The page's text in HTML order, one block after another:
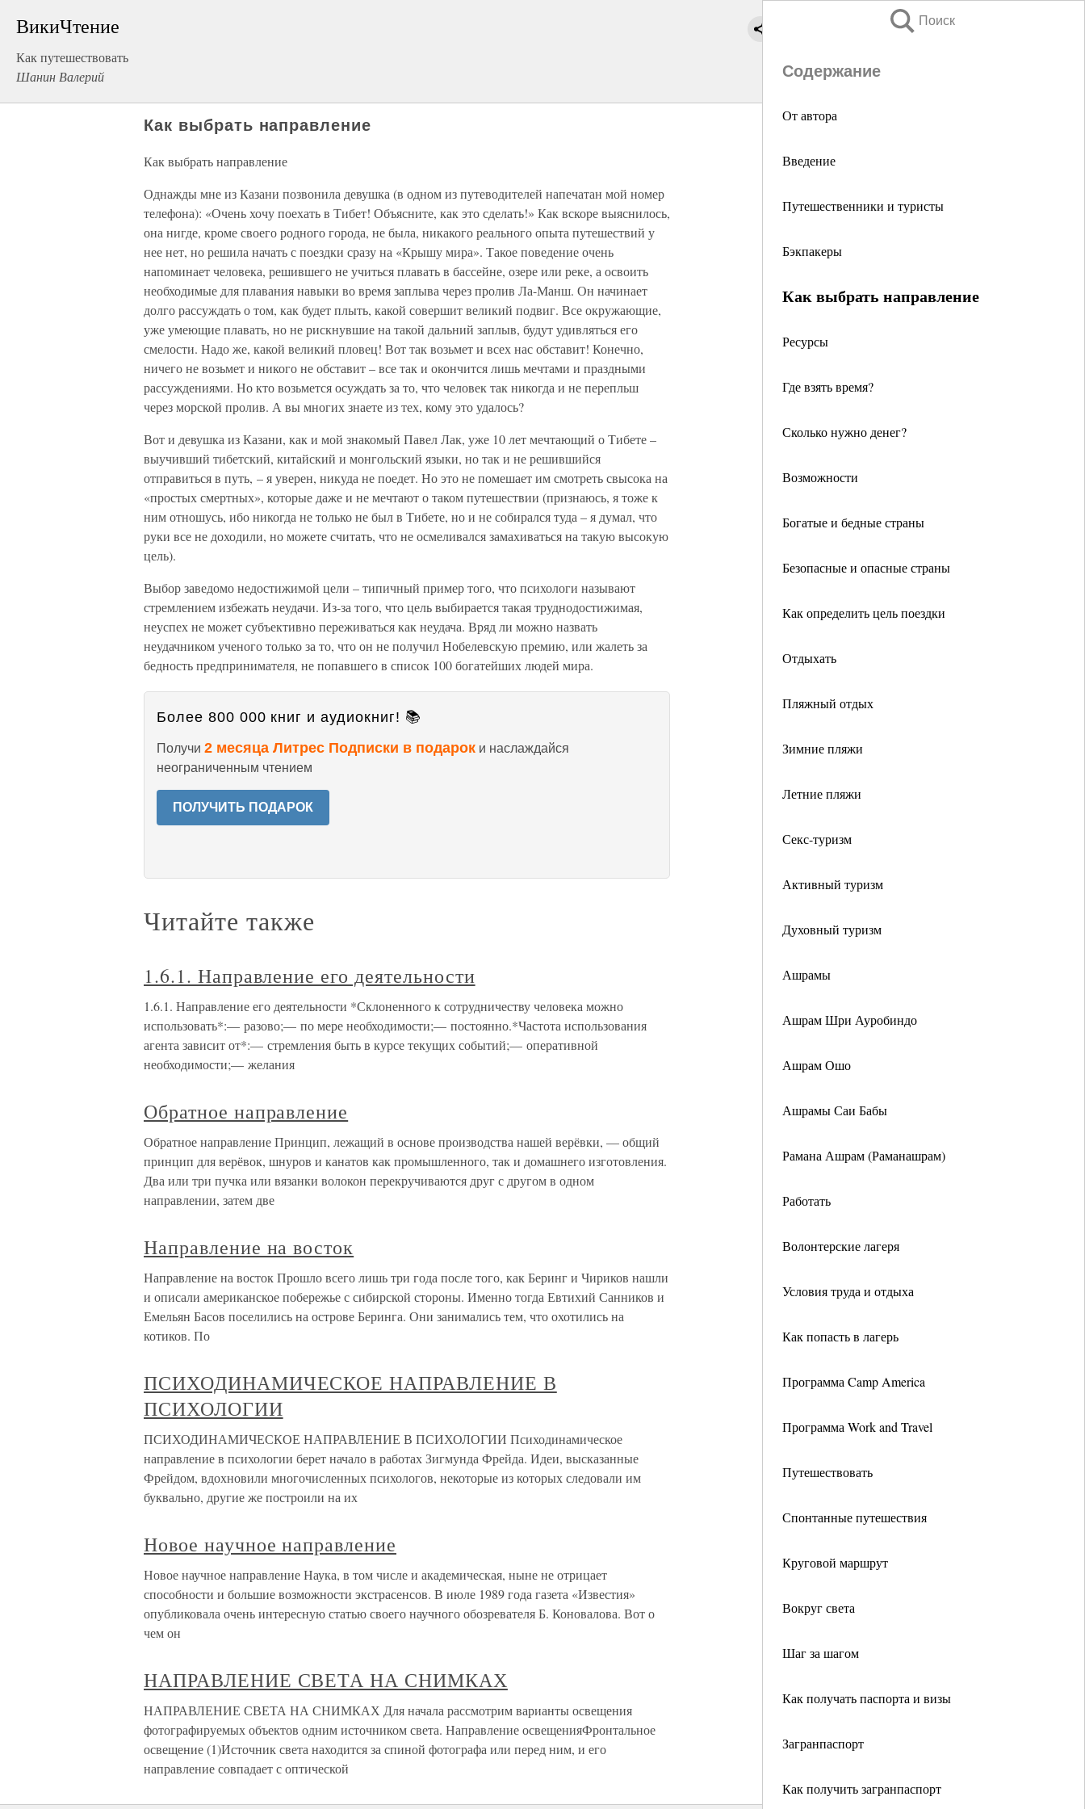
ВикиЧтение
Как путешествовать
Шанин Валерий
Поиск
Содержание
От автора
Введение
Путешественники и туристы
Бэкпакеры
Как выбрать направление
Ресурсы
Где взять время?
Сколько нужно денег?
Возможности
Богатые и бедные страны
Безопасные и опасные страны
Как определить цель поездки
Отдыхать
Пляжный отдых
Зимние пляжи
Летние пляжи
Секс-туризм
Активный туризм
Духовный туризм
Ашрамы
Ашрам Шри Ауробиндо
Ашрам Ошо
Ашрамы Саи Бабы
Рамана Ашрам (Раманашрам)
Работать
Волонтерские лагеря
Условия труда и отдыха
Как попасть в лагерь
Программа Camp America
Программа Work and Travel
Путешествовать
Спонтанные путешествия
Круговой маршрут
Вокруг света
Шаг за шагом
Как получать паспорта и визы
Загранпаспорт
Как получить загранпаспорт
Как выбрать направление
Как выбрать направление
Однажды мне из Казани позвонила девушка (в одном из путеводителей напечатан мой номер
телефона): «Очень хочу поехать в Тибет! Объясните, как это сделать!» Как вскоре выяснилось,
она нигде, кроме своего родного города, не была, никакого реального опыта путешествий у
нее нет, но решила начать с поездки сразу на «Крышу мира». Такое поведение очень
напоминает человека, решившего не учиться плавать в бассейне, озере или реке, а освоить
необходимые для плавания навыки во время заплыва через пролив Ла-Манш. Он начинает
долго рассуждать о том, как будет плыть, какой совершит великий подвиг. Все окружающие,
уже умеющие плавать, но не рискнувшие на такой дальний заплыв, будут удивляться его
смелости. Надо же, какой великий пловец! Вот так возьмет и всех нас обставит! Конечно,
ничего не возьмет и никого не обставит – все так и окончится лишь мечтами и праздными
рассуждениями. Но кто возьмется осуждать за то, что человек так никогда и не перепльш
через морской пролив. А вы многих знаете из тех, кому это удалось?
Вот и девушка из Казани, как и мой знакомый Павел Лак, уже 10 лет мечтающий о Тибете –
выучивший тибетский, китайский и монгольский языки, но так и не решившийся
отправиться в путь, – я уверен, никуда не поедет. Но это не помешает им смотреть свысока на
«простых смертных», которые даже и не мечтают о таком путешествии (признаюсь, я тоже к
ним отношусь, ибо никогда не только не был в Тибете, но и не собирался туда – я думал, что
руки все не доходили, но можете считать, что не осмеливался замахиваться на такую высокую
цель).
Выбор заведомо недостижимой цели – типичный пример того, что психологи называют
стремлением избежать неудачи. Из-за того, что цель выбирается такая труднодостижимая,
неуспех не может субъективно переживаться как неудача. Вряд ли можно назвать
неудачником ученого только за то, что он не получил Нобелевскую премию, или жалеть за
бедность предпринимателя, не попавшего в список 100 богатейших людей мира.
Более 800 000 книг и аудиокниг! 📚
Получи 2 месяца Литрес Подписки в подарок и наслаждайся
неограниченным чтением
ПОЛУЧИТЬ ПОДАРОК
Читайте также
1.6.1. Направление его деятельности
1.6.1. Направление его деятельности *Склоненного к сотрудничеству человека можно
использовать*:— разово;— по мере необходимости;— постоянно.*Частота использования
агента зависит от*:— стремления быть в курсе текущих событий;— оперативной
необходимости;— желания
Обратное направление
Обратное направление Принцип, лежащий в основе производства нашей верёвки, — общий
принцип для верёвок, шнуров и канатов как промышленного, так и домашнего изготовления.
Два или три пучка или вязанки волокон перекручиваются друг с другом в одном
направлении, затем две
Направление на восток
Направление на восток Прошло всего лишь три года после того, как Беринг и Чириков нашли
и описали американское побережье с сибирской стороны. Именно тогда Евтихий Санников и
Емельян Басов поселились на острове Беринга. Они занимались тем, что охотились на
котиков. По
ПСИХОДИНАМИЧЕСКОЕ НАПРАВЛЕНИЕ В
ПСИХОЛОГИИ
ПСИХОДИНАМИЧЕСКОЕ НАПРАВЛЕНИЕ В ПСИХОЛОГИИ Психодинамическое
направление в психологии берет начало в работах Зигмунда Фрейда. Идеи, высказанные
Фрейдом, вдохновили многочисленных психологов, некоторые из которых следовали им
буквально, другие же построили на их
Новое научное направление
Новое научное направление Наука, в том числе и академическая, ныне не отрицает
способности и большие возможности экстрасенсов. В июле 1989 года газета «Известия»
опубликовала очень интересную статью своего научного обозревателя Б. Коновалова. Вот о
чем он
НАПРАВЛЕНИЕ СВЕТА НА СНИМКАХ
НАПРАВЛЕНИЕ СВЕТА НА СНИМКАХ Для начала рассмотрим варианты освещения
фотографируемых объектов одним источником света. Направление освещенияФронтальное
освещение (1)Источник света находится за спиной фотографа или перед ним, и его
направление совпадает с оптической